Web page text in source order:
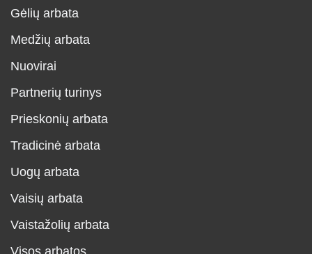
Gėlių arbata
Medžių arbata
Nuovirai
Partnerių turinys
Prieskonių arbata
Tradicinė arbata
Uogų arbata
Vaisių arbata
Vaistažolių arbata
Visos arbatos